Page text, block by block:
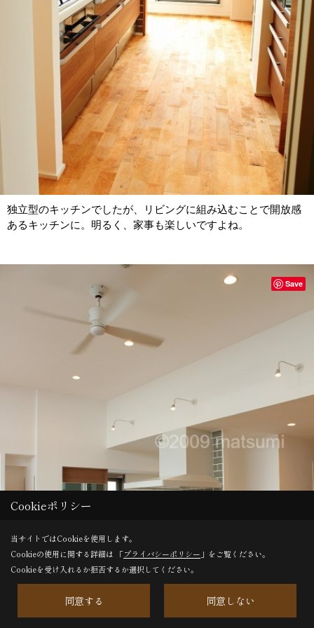
独立型のキッチンでしたが、リビングに組み込むことで開放感
あるキッチンに。明るく、家事も楽しいですよね。
Save
Cookieポリシー
当サイトではCookieを使用します。
Cookieの使用に関する詳細は 「プライバシーポリシー 」をご覧ください。
Cookieを受け入れるか拒否するか選択してください。
同意する 同意しない